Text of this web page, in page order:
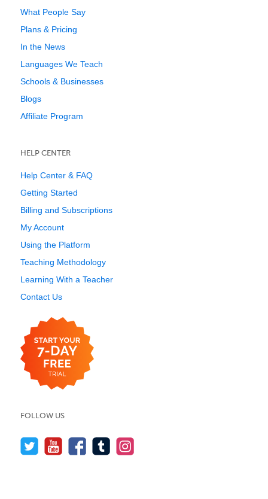
What People Say
Plans & Pricing
In the News
Languages We Teach
Schools & Businesses
Blogs
Affiliate Program
HELP CENTER
Help Center & FAQ
Getting Started
Billing and Subscriptions
My Account
Using the Platform
Teaching Methodology
Learning With a Teacher
Contact Us
FOLLOW US